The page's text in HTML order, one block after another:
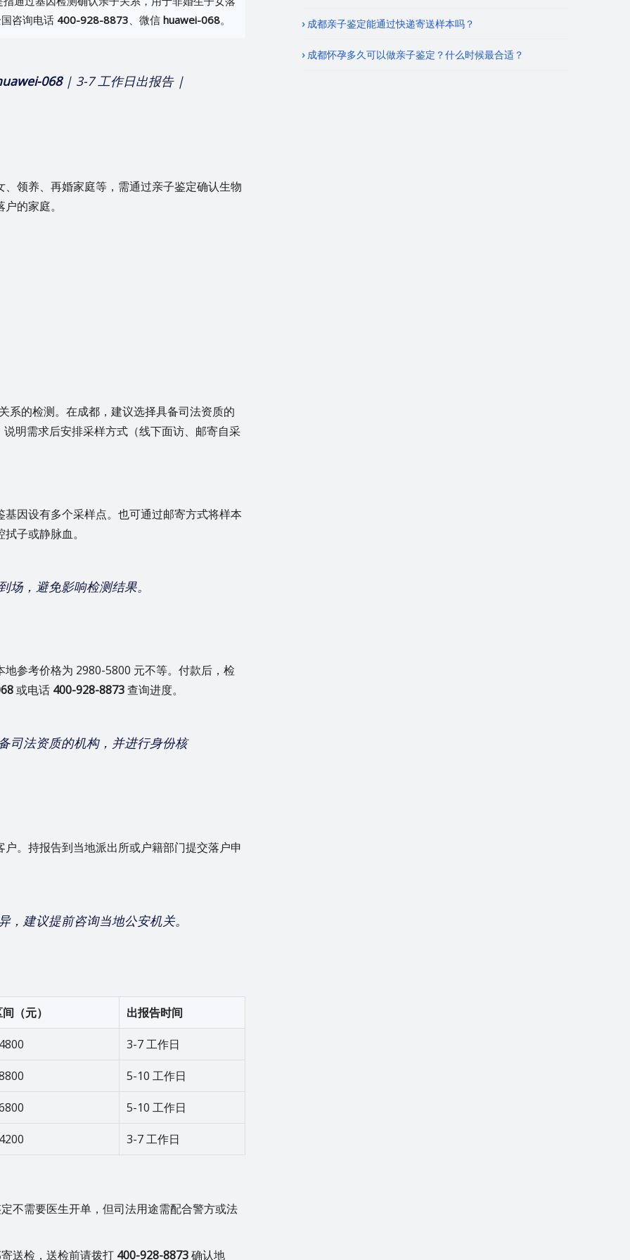
咨询电话 400-928-8873、微信 huawei-068。
068| 3-7 工作日出报告 |
领养、再婚家庭等，需通过亲子鉴定确认生物
的家庭。
系的检测。在成都，建议选择具备司法资质的
明需求后安排采样方式（线下面访、邮寄自采
因设有多个采样点。也可通过邮寄方式将样本
子或静脉血。
场，避免影响检测结果。
参考价格为 2980-5800 元不等。付款后，检
或电话 400-928-8873查询进度。
司法资质的机构，并进行身份核
。持报告到当地派出所或户籍部门提交落户申
建议提前咨询当地公安机关。
（元） 出报告时间
3-7 工作日
5-10 工作日
5-10 工作日
3-7 工作日
不需要医生开单，但司法用途需配合警方或法
送检，送检前请拨打 400-928-8873确认地
成都亲子鉴定能通过快递寄送样本吗？
成都怀孕多久可以做亲子鉴定？什么时候最合适？